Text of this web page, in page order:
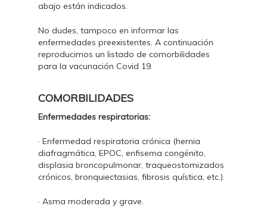
abajo están indicados.
No dudes, tampoco en informar las
enfermedades preexistentes. A continuación
reproducimos un listado de comorbilidades
para la vacunación Covid 19.
COMORBILIDADES
Enfermedades respiratorias:
· Enfermedad respiratoria crónica (hernia
diafragmática, EPOC, enfisema congénito,
displasia broncopulmonar, traqueostomizados
crónicos, bronquiectasias, fibrosis quística, etc.).
· Asma moderada y grave.